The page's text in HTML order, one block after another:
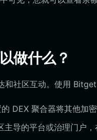
做什么？
社区互动。使用
DEX 聚合器将其他加
导的平台或治理门户